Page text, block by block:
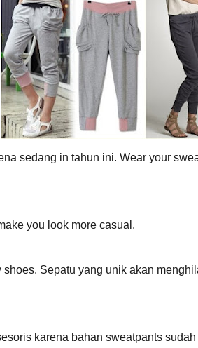
sedang in tahun ini. Wear your
you look more casual.
shoes. Sepatu yang unik akan
karena bahan sweatpants sudah